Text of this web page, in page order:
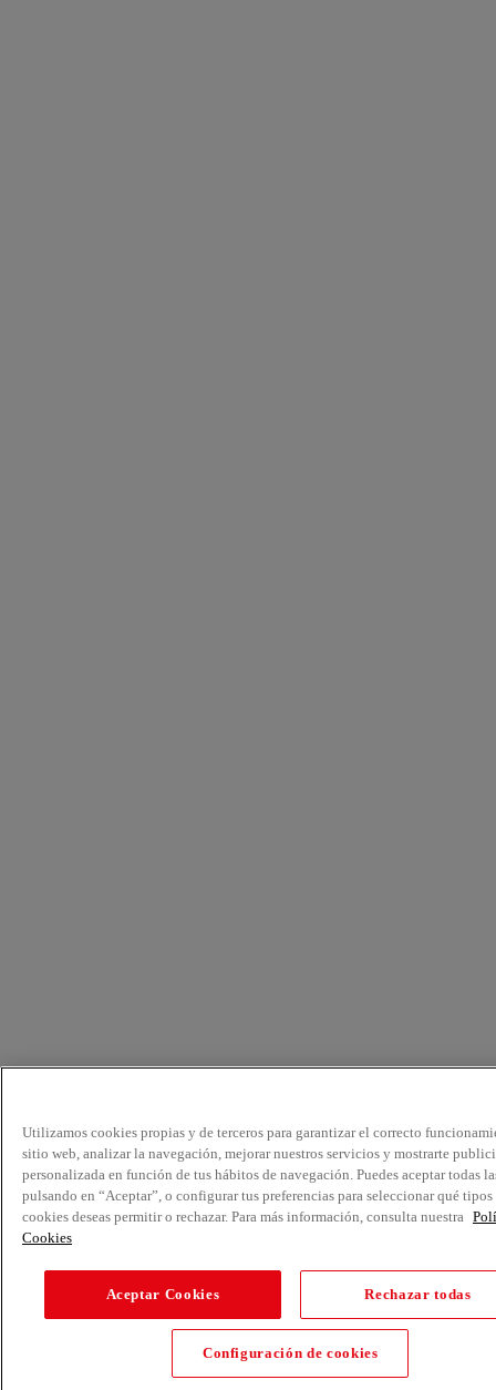
Utilizamos cookies propias y de terceros para garantizar el correcto
sitio web, analizar la navegación, mejorar nuestros servicios y mostrarte
personalizada en función de tus hábitos de navegación. Puedes aceptar todas
pulsando en “Aceptar”, o configurar tus preferencias para seleccionar qué tipos
cookies deseas permitir o rechazar. Para más información, consulta nuestra
Cookies
Aceptar Cookies Rechazar todas
Configuración de cookies